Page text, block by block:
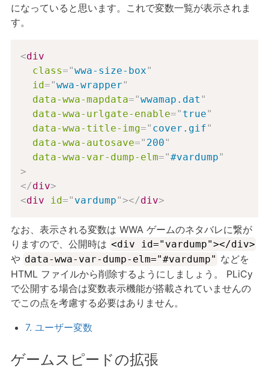
になっていると思います。これで変数一覧が表示されま
す。
<div
class="wwa-size-box"
id="wwa-wrapper"
data-wwa-mapdata="wwamap.dat "
data-wwa-urlgate-enable=" true"
data-wwa-title-img=" cover.gif"
data-wwa-autosave=" 200"
data-wwa-var-dump-elm="#vardump"
>
</div>
<div id=" vardump"></div>
なお、表示される変数は WWA ゲームのネタバレに繋が
りますので、公開時は <div id="vardump"></div>
や data-wwa-var-dump-elm="#vardump" などを
HTML ファイルから削除するようにしましょう。 PLiCy
で公開する場合は変数表示機能が搭載されていませんの
でこの点を考慮する必要はありません。
7. ユーザー変数
ゲームスピードの拡張